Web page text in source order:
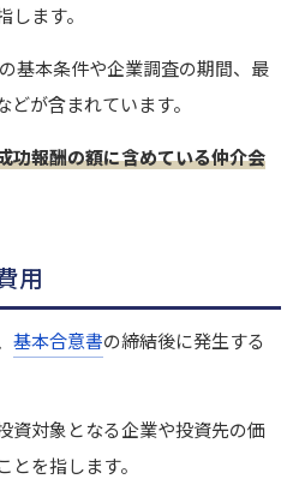
ます。
基本条件や企業調査の期間、最
が含まれています。
功報酬の額に含めている仲介会
用
基本合意書の締結後に発生する
資対象となる企業や投資先の価
を指します。